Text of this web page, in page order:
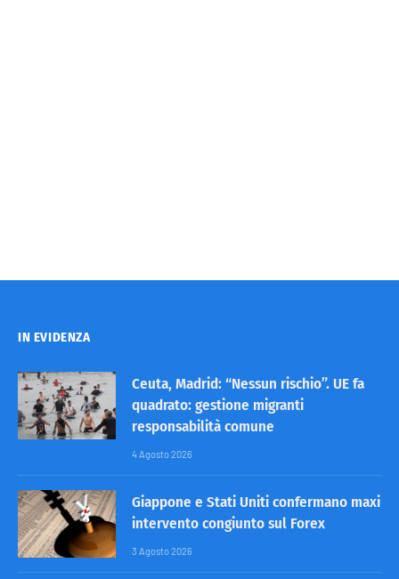
IN EVIDENZA
Ceuta, Madrid: “Nessun rischio”. UE fa
quadrato: gestione migranti
responsabilità comune
4 Agosto 2026
Giappone e Stati Uniti confermano maxi
intervento congiunto sul Forex
3 Agosto 2026